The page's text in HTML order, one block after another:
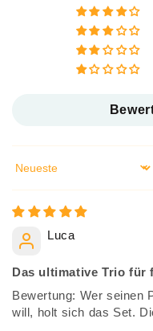
Sort by
Luca
Das ultimative Trio für
Bewertung: Wer seinen
will, holt sich das Set.